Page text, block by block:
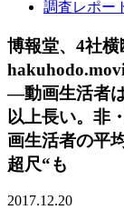
調査レポー
博報堂、4社
―動画生活者
以上長い。非
画生活者の平
超尺“も
2017.12.20